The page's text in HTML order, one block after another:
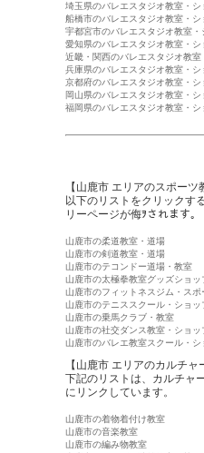
埼玉県のバレエスタジオ教室・シ
船橋市のバレエスタジオ教室・シ
宇都宮市のバレエスタジオ教室・
愛知県のバレエスタジオ教室・シ
近畿・関西のバレエスタジオ教室
兵庫県のバレエスタジオ教室・シ
京都府のバレエスタジオ教室・シ
岡山県のバレエスタジオ教室・シ
福岡県のバレエスタジオ教室・シ
【山鹿市 エリアのスポー
以下のリストをクリックす
リーページが侮ｦされます。
山鹿市の柔道教室・道場
山鹿市の剣道教室・道場
山鹿市のテコンドー道場・教室
山鹿市の太極拳教室グッズショッ
山鹿市のフィットネスジム・スポ
山鹿市のテニススクール・ショッ
山鹿市の乗馬クラブ・教室
山鹿市の社交ダンス教室・ショッ
山鹿市のバレエ教室スクール・シ
【山鹿市 エリアのカルチ
下記のリストは、カルチャ
にリンクしています。
山鹿市の着物着付け教室
山鹿市の音楽教室
山鹿市の編み物教室